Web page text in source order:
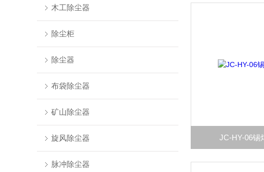
木工除尘器
除尘柜
除尘器
布袋除尘器
矿山除尘器
旋风除尘器
脉冲除尘器
JC-HY-06锡